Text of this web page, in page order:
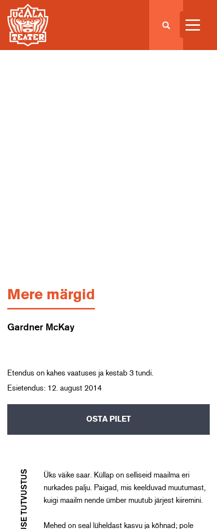
Mere märgid
Gardner McKay
Etendus on kahes vaatuses ja kestab 3 tundi.
Esietendus: 12. august 2014
OSTA PILET
Üks väike saar. Küllap on selliseid maailma eri
nurkades palju. Paigad, mis keelduvad muutumast,
kuigi maailm nende ümber muutub järjest kiiremini.
Mehed on seal lüheldast kasvu ja kõhnad; pole